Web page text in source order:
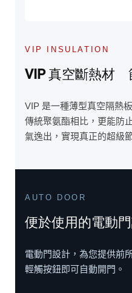
VIP INSULATION
VIP 真空斷熱材
VIP 是一種薄型真空隔熱
傳統聚氨酯相比，更能防
氣逸出，實現真正的超級
AUTO DOOR
便於使用的電動
電動門設計，為您提供前
輕觸按鈕即可自動開門。